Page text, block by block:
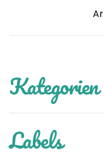
Kategorien
Labels